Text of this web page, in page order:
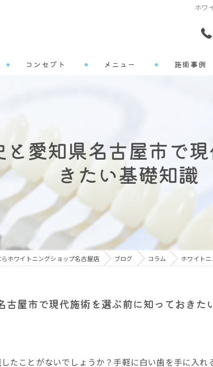
ホワ
コンセプト メニュー 施術事例
愛知県名古屋市で
きたい基礎知識
ホワイトニングショップ名古屋店 ブログ コラム ホワイト
古屋市で現代施術を選ぶ前に知っておきた
たことがないでしょうか？手軽に白い歯を手に入